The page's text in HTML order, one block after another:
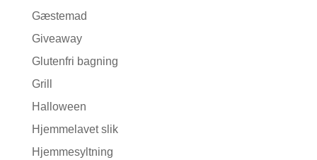
Gæstemad
Giveaway
Glutenfri bagning
Grill
Halloween
Hjemmelavet slik
Hjemmesyltning